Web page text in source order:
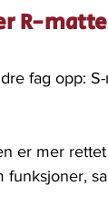
R-matte
fag opp:
er mer